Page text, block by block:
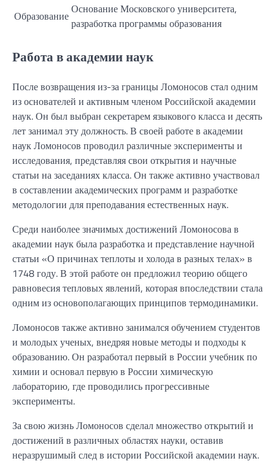
ОбразованиеОснование Московского университета,
разработка программы образования
Работа в академии наук
После возвращения из-за границы Ломоносов стал одним
из основателей и активным членом Российской академии
наук. Он был выбран секретарем языкового класса и десять
лет занимал эту должность. В своей работе в академии
наук Ломоносов проводил различные эксперименты и
исследования, представляя свои открытия и научные
статьи на заседаниях класса. Он также активно участвовал
в составлении академических программ и разработке
методологии для преподавания естественных наук.
Среди наиболее значимых достижений Ломоносова в
академии наук была разработка и представление научной
статьи «О причинах теплоты и холода в разных телах» в
1748 году. В этой работе он предложил теорию общего
равновесия тепловых явлений, которая впоследствии стала
одним из основополагающих принципов термодинамики.
Ломоносов также активно занимался обучением студентов
и молодых ученых, внедряя новые методы и подходы к
образованию. Он разработал первый в России учебник по
химии и основал первую в России химическую
лабораторию, где проводились прогрессивные
эксперименты.
За свою жизнь Ломоносов сделал множество открытий и
достижений в различных областях науки, оставив
неразрушимый след в истории Российской академии наук.